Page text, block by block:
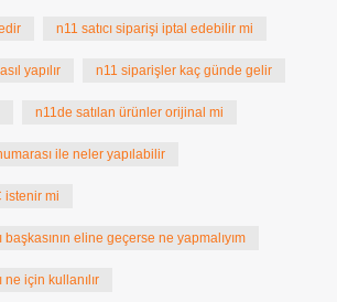
n11 satıcı siparişi iptal edebilir mi
yapılır n11 siparişler kaç günde gelir
n11de satılan ürünler orijinal mi
ile neler yapılabilir
istenir mi
eline geçerse ne yapmalıyım
için kullanılır